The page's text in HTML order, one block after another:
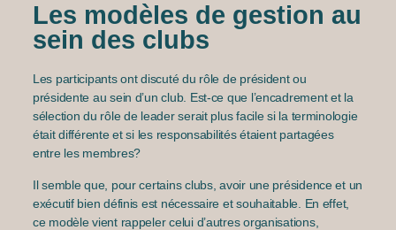
Les modèles de gestion au
sein des clubs
Les participants ont discuté du rôle de président ou
présidente au sein d’un club. Est-ce que l’encadrement et la
sélection du rôle de leader serait plus facile si la terminologie
était différente et si les responsabilités étaient partagées
entre les membres?
Il semble que, pour certains clubs, avoir une présidence et un
exécutif bien définis est nécessaire et souhaitable. En effet,
ce modèle vient rappeler celui d’autres organisations,